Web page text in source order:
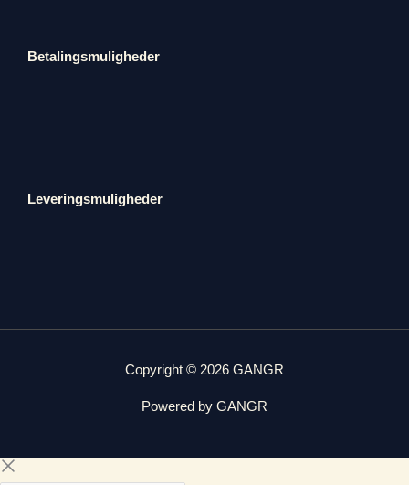
Betalingsmuligheder
Leveringsmuligheder
Copyright © 2026 GANGR
Powered by GANGR